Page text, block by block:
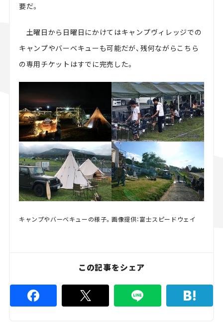
要だ。
土曜日から日曜日にかけてはキャンプヴィレッジでの
キャンプやバーベキューも可能だが、残何ながらこちら
の専用チケットはすでに完売した。
キャンプやバーベキューの様子。画像提供：富士スピードウェイ
この記事をシェア